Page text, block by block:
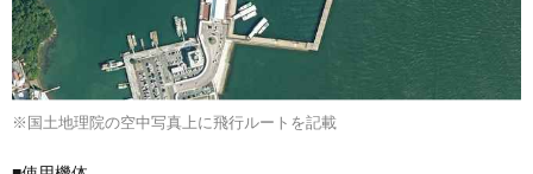
※国土地理院の空中写真上に飛行ルートを記載